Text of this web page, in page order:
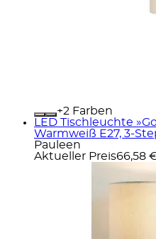
+
Farben
LED Tischleuchte
Warmweiß E27, 3-
Pauleen
Aktueller Preis66,58